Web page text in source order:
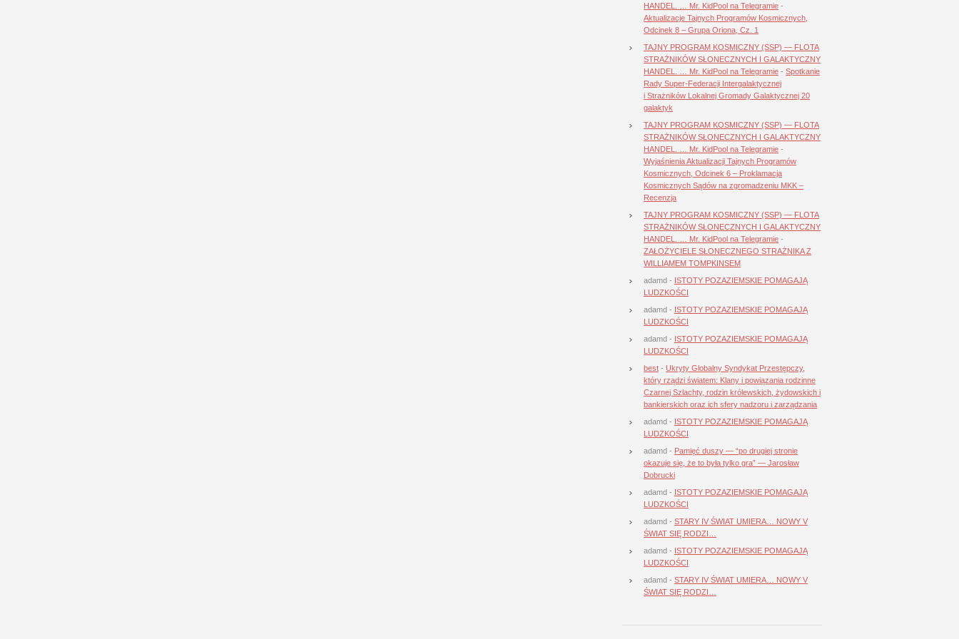
HANDEL. … Mr. KidPool na Telegramie -
Aktualizacje Tajnych Programów Kosmicznych,
Odcinek 8 – Grupa Oriona, Cz. 1
TAJNY PROGRAM KOSMICZNY (SSP) — FLOTA
STRAŻNIKÓW SŁONECZNYCH I GALAKTYCZNY
HANDEL. … Mr. KidPool na Telegramie - Spotkanie
Rady Super-Federacji Intergalaktycznej
i Strażników Lokalnej Gromady Galaktycznej 20
galaktyk
TAJNY PROGRAM KOSMICZNY (SSP) — FLOTA
STRAŻNIKÓW SŁONECZNYCH I GALAKTYCZNY
HANDEL. … Mr. KidPool na Telegramie -
Wyjaśnienia Aktualizacji Tajnych Programów
Kosmicznych, Odcinek 6 – Proklamacja
Kosmicznych Sądów na zgromadzeniu MKK –
Recenzja
TAJNY PROGRAM KOSMICZNY (SSP) — FLOTA
STRAŻNIKÓW SŁONECZNYCH I GALAKTYCZNY
HANDEL. … Mr. KidPool na Telegramie -
ZAŁOŻYCIELE SŁONECZNEGO STRAŻNIKA Z
WILLIAMEM TOMPKINSEM
adamd - ISTOTY POZAZIEMSKIE POMAGAJĄ
LUDZKOŚCI
adamd - ISTOTY POZAZIEMSKIE POMAGAJĄ
LUDZKOŚCI
adamd - ISTOTY POZAZIEMSKIE POMAGAJĄ
LUDZKOŚCI
best - Ukryty Globalny Syndykat Przestępczy,
który rządzi światem: Klany i powiązania rodzinne
Czarnej Szlachty, rodzin królewskich, żydowskich i
bankierskich oraz ich sfery nadzoru i zarządzania
adamd - ISTOTY POZAZIEMSKIE POMAGAJĄ
LUDZKOŚCI
adamd - Pamięć duszy — “po drugiej stronie
okazuje się, że to była tylko gra” — Jarosław
Dobrucki
adamd - ISTOTY POZAZIEMSKIE POMAGAJĄ
LUDZKOŚCI
adamd - STARY IV ŚWIAT UMIERA… NOWY V
ŚWIAT SIĘ RODZI…
adamd - ISTOTY POZAZIEMSKIE POMAGAJĄ
LUDZKOŚCI
adamd - STARY IV ŚWIAT UMIERA… NOWY V
ŚWIAT SIĘ RODZI…